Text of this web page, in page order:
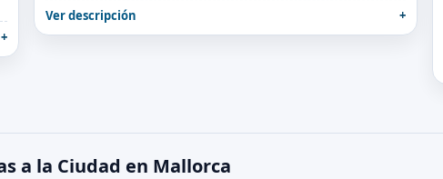
Ver descripción
a la Ciudad en Mallorca